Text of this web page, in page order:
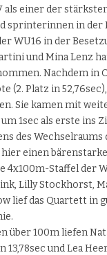
als einer der
sprinterinnen in der
WU16 in der
und Mina Lenz
Nachdem in
(2. Platz in
Sie kamen mit
1sec als erste ins
des Wechselraums
einen
4x100m-Staffel der
Lilly Stockhorst,
lief das Quartett in
über 100m liefen
13,78sec und Lea